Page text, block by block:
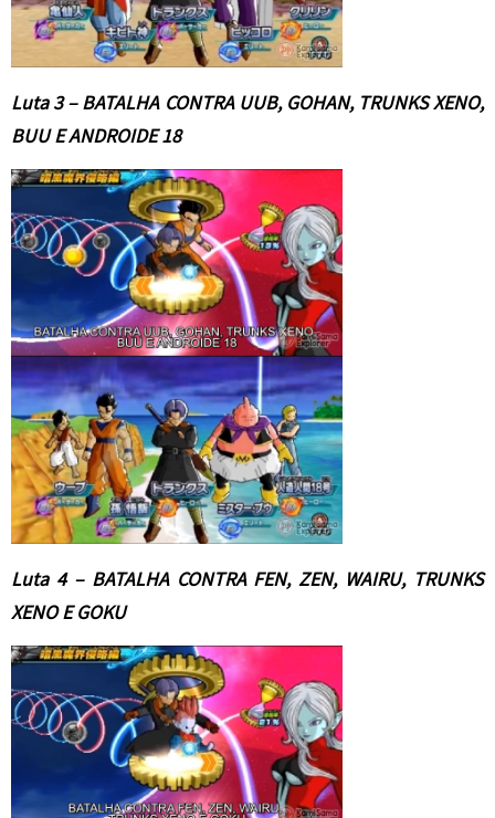
Luta 3 – BATALHA CONTRA UUB, GOHAN, TRUNKS XENO,
BUU E ANDROIDE 18
Luta 4 – BATALHA CONTRA FEN, ZEN, WAIRU, TRUNKS
XENO E GOKU